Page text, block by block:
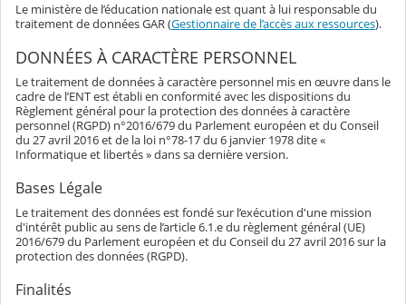
Le ministère de l’éducation nationale est quant à lui responsable du
traitement de données GAR (Gestionnaire de l’accès aux ressources).
DONNÉES À CARACTÈRE PERSONNEL
Le traitement de données à caractère personnel mis en œuvre dans le
cadre de l’ENT est établi en conformité avec les dispositions du
Règlement général pour la protection des données à caractère
personnel (RGPD) n°2016/679 du Parlement européen et du Conseil
du 27 avril 2016 et de la loi n°78-17 du 6 janvier 1978 dite «
Informatique et libertés » dans sa dernière version.
Bases Légale
Le traitement des données est fondé sur l’exécution d'une mission
d'intérêt public au sens de l’article 6.1.e du règlement général (UE)
2016/679 du Parlement européen et du Conseil du 27 avril 2016 sur la
protection des données (RGPD).
Finalités